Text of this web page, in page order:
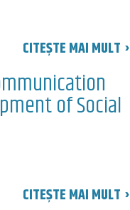
CITEȘTE MAI MULT ›
of Social
CITEȘTE MAI MULT ›